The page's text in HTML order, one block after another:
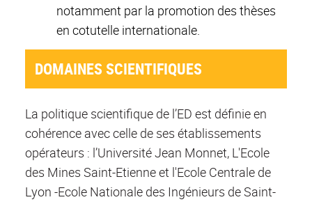
notamment par la promotion des thèses
en cotutelle internationale.
DOMAINES SCIENTIFIQUES
La politique scientifique de l’ED est définie en
cohérence avec celle de ses établissements
opérateurs : l’Université Jean Monnet, L'Ecole
des Mines Saint-Etienne et l'Ecole Centrale de
Lyon -Ecole Nationale des Ingénieurs de Saint-